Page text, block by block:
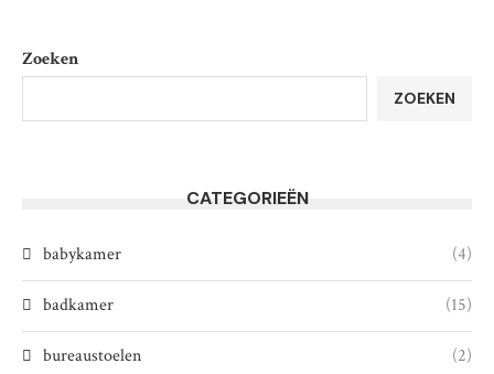
Zoeken
ZOEKEN
CATEGORIEËN
babykamer (4)
badkamer (15)
bureaustoelen (2)